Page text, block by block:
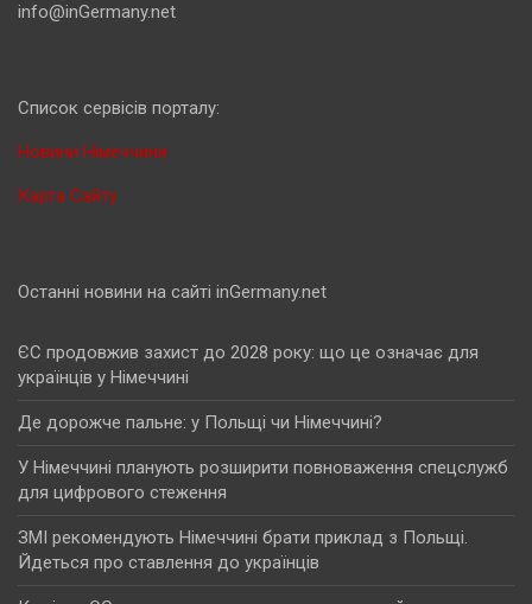
info@inGermany.net
Cписок сервісів порталу:
Новини Німеччини
Карта Сайту
Останні новини на сайті inGermany.net
ЄС продовжив захист до 2028 року: що це означає для
українців у Німеччині
Де дорожче пальне: у Польщі чи Німеччині?
У Німеччині планують розширити повноваження спецслужб
для цифрового стеження
ЗМІ рекомендують Німеччині брати приклад з Польщі.
Йдеться про ставлення до українців